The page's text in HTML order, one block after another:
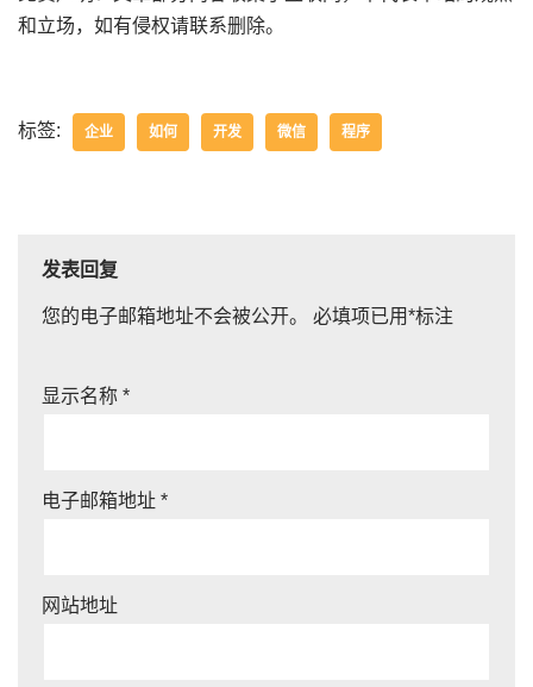
和立场，如有侵权请联系删除。
标签: 企业 如何 开发 微信 程序
发表回复
您的电子邮箱地址不会被公开。 必填项已用*标注
显示名称 *
电子邮箱地址 *
网站地址